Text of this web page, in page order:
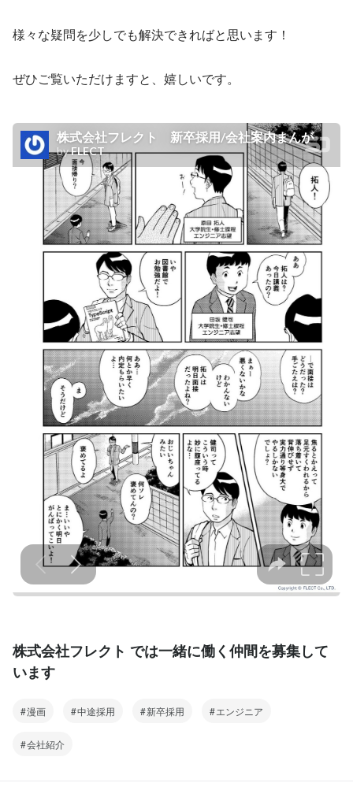
様々な疑問を少しでも解決できればと思います！
ぜひご覧いただけますと、嬉しいです。
株式会社フレクト では一緒に働く仲間を募集して
います
漫画 中途採用 新卒採用 エンジニア
会社紹介